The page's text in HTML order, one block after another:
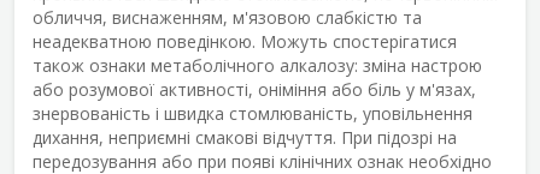
обличчя, виснаженням, м'язовою слабкістю та
неадекватною поведінкою. Можуть спостерігатися
також ознаки метаболічного алкалозу: зміна настрою
або розумової активності, оніміння або біль у м'язах,
знервованість і швидка стомлюваність, уповільнення
дихання, неприємні смакові відчуття. При підозрі на
передозування або при появі клінічних ознак необхідно